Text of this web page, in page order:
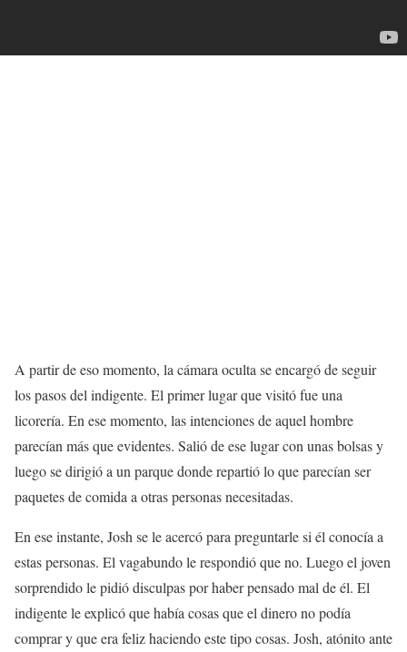
A partir de eso momento, la cámara oculta se encargó de seguir
los pasos del indigente. El primer lugar que visitó fue una
licorería. En ese momento, las intenciones de aquel hombre
parecían más que evidentes. Salió de ese lugar con unas bolsas y
luego se dirigió a un parque donde repartió lo que parecían ser
paquetes de comida a otras personas necesitadas.
En ese instante, Josh se le acercó para preguntarle si él conocía a
estas personas. El vagabundo le respondió que no. Luego el joven
sorprendido le pidió disculpas por haber pensado mal de él. El
indigente le explicó que había cosas que el dinero no podía
comprar y que era feliz haciendo este tipo cosas. Josh, atónito ante